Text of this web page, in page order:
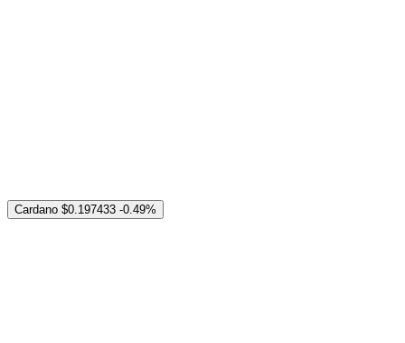
Cardano $0.197433 -0.49%